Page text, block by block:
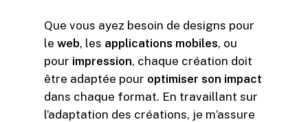
Que vous ayez besoin de designs pour
le web, les applications mobiles, ou
pour impression, chaque création doit
être adaptée pour optimiser son impact
dans chaque format. En travaillant sur
l’adaptation des créations, je m’assure